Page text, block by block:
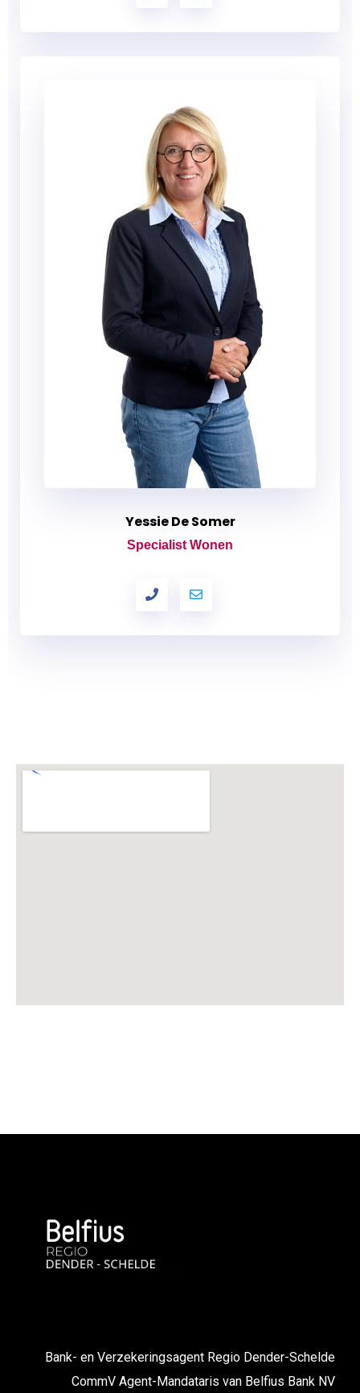
Yessie De Somer
Specialist Wonen
Bank- en Verzekeringsagent Regio Dender-Schelde
CommV Agent-Mandataris van Belfius Bank NV